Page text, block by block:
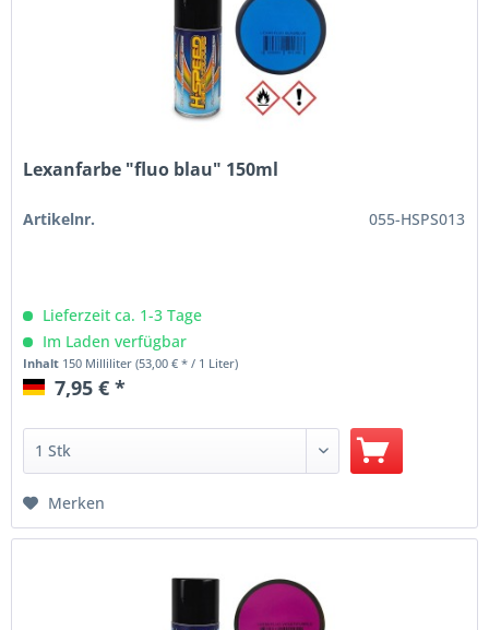
Lexanfarbe "fluo blau" 150ml
Artikelnr. 055-HSPS013
Lieferzeit ca. 1-3 Tage
Im Laden verfügbar
Inhalt 150 Milliliter(53,00 € * / 1 Liter)
7,95 € *
Merken